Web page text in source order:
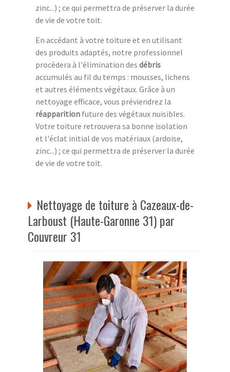
zinc...) ; ce qui permettra de préserver la durée
de vie de votre toit.
En accédant à votre toiture et en utilisant
des produits adaptés, notre professionnel
procèdera à l'élimination des débris
accumulés au fil du temps : mousses, lichens
et autres éléments végétaux. Grâce à un
nettoyage efficace, vous préviendrez la
réapparition future des végétaux nuisibles.
Votre toiture retrouvera sa bonne isolation
et l'éclat initial de vos matériaux (ardoise,
zinc...) ; ce qui permettra de préserver la durée
de vie de votre toit.
Nettoyage de toiture à Cazeaux-de-
Larboust (Haute-Garonne 31) par
Couvreur 31